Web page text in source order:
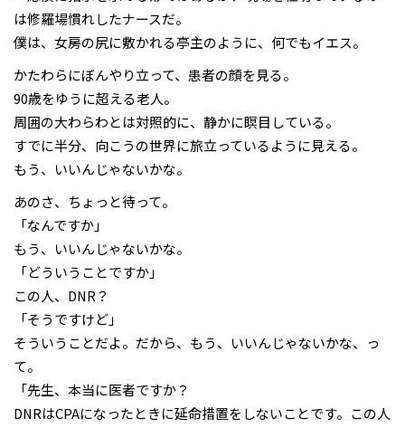
は修羅場慣れしたナースだ。
僕は、女房の尻に敷かれる亭主のように、何でもイエス。
かたわらにぼんやり立って、患者の顔を見る。
90歳をゆうに超える老人。
周囲の大わらわとは対照的に、静かに瞑目している。
すでに半分、向こうの世界に旅立っているように見える。
もう、いいんじゃないかな。
あのさ、ちょっと待って。
「なんですか」
もう、いいんじゃないかな。
「どういうことですか」
この人、DNR？
「そうですけど」
そういうことだよ。だから、もう、いいんじゃないかな、っ
て。
「先生、本当に医者ですか？
DNRはCPAになったときに延命措置をしないことです。この人